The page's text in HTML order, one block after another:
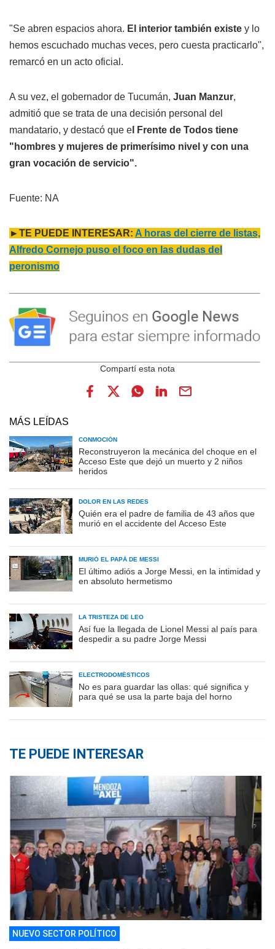
"Se abren espacios ahora. El interior también existe y lo
hemos escuchado muchas veces, pero cuesta practicarlo",
remarcó en un acto oficial.
A su vez, el gobernador de Tucumán, Juan Manzur,
admitió que se trata de una decisión personal del
mandatario, y destacó que e l Frente de Todos tiene
"hombres y mujeres de primerísimo nivel y con una
gran vocación de servicio".
Fuente: NA
►TE PUEDE INTERESAR: A horas del cierre de listas,
Alfredo Cornejo puso el foco en las dudas del
peronismo
MÁS LEÍDAS
CONMOCIÓN
Reconstruyeron la mecánica del choque en el
Acceso Este que dejó un muerto y 2 niños
heridos
DOLOR EN LAS REDES
Quién era el padre de familia de 43 años que
murió en el accidente del Acceso Este
MURIÓ EL PAPÁ DE MESSI
El último adiós a Jorge Messi, en la intimidad y
en absoluto hermetismo
LA TRISTEZA DE LEO
Así fue la llegada de Lionel Messi al país para
despedir a su padre Jorge Messi
ELECTRODOMÉSTICOS
No es para guardar las ollas: qué significa y
para qué se usa la parte baja del horno
TE PUEDE INTERESAR
NUEVO SECTOR POLÍTICO